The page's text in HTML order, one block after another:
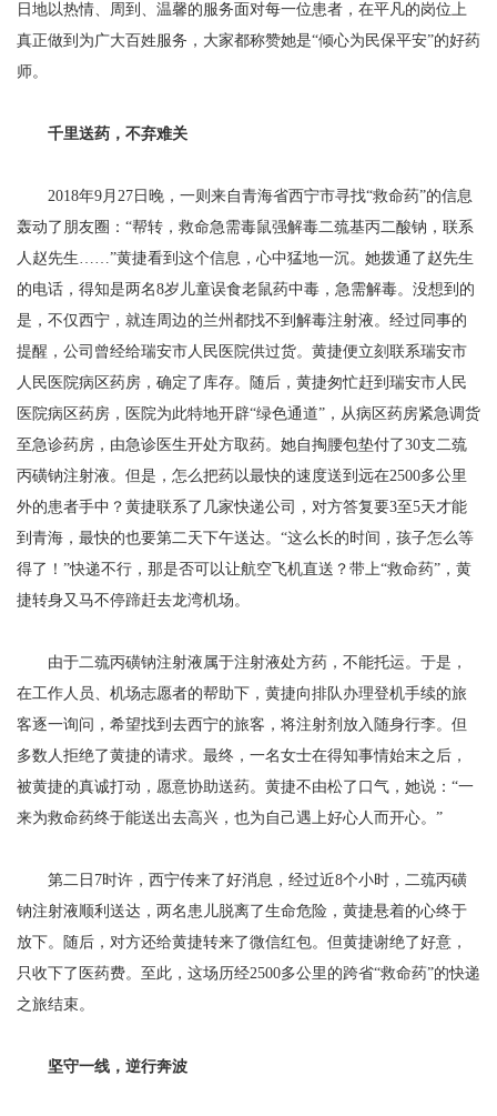
日地以热情、周到、温馨的服务面对每一位患者，在平凡的岗位上
真正做到为广大百姓服务，大家都称赞她是“倾心为民保平安”的好药
师。
千里送药，不弃难关
2018年9月27日晚，一则来自青海省西宁市寻找“救命药”的信息
轰动了朋友圈：“帮转，救命急需毒鼠强解毒二巯基丙二酸钠，联系
人赵先生……”黄捷看到这个信息，心中猛地一沉。她拨通了赵先生
的电话，得知是两名8岁儿童误食老鼠药中毒，急需解毒。没想到的
是，不仅西宁，就连周边的兰州都找不到解毒注射液。经过同事的
提醒，公司曾经给瑞安市人民医院供过货。黄捷便立刻联系瑞安市
人民医院病区药房，确定了库存。随后，黄捷匆忙赶到瑞安市人民
医院病区药房，医院为此特地开辟“绿色通道”，从病区药房紧急调货
至急诊药房，由急诊医生开处方取药。她自掏腰包垫付了30支二巯
丙磺钠注射液。但是，怎么把药以最快的速度送到远在2500多公里
外的患者手中？黄捷联系了几家快递公司，对方答复要3至5天才能
到青海，最快的也要第二天下午送达。“这么长的时间，孩子怎么等
得了！”快递不行，那是否可以让航空飞机直送？带上“救命药”，黄
捷转身又马不停蹄赶去龙湾机场。
由于二巯丙磺钠注射液属于注射液处方药，不能托运。于是，
在工作人员、机场志愿者的帮助下，黄捷向排队办理登机手续的旅
客逐一询问，希望找到去西宁的旅客，将注射剂放入随身行李。但
多数人拒绝了黄捷的请求。最终，一名女士在得知事情始末之后，
被黄捷的真诚打动，愿意协助送药。黄捷不由松了口气，她说：“一
来为救命药终于能送出去高兴，也为自己遇上好心人而开心。”
第二日7时许，西宁传来了好消息，经过近8个小时，二巯丙磺
钠注射液顺利送达，两名患儿脱离了生命危险，黄捷悬着的心终于
放下。随后，对方还给黄捷转来了微信红包。但黄捷谢绝了好意，
只收下了医药费。至此，这场历经2500多公里的跨省“救命药”的快递
之旅结束。
坚守一线，逆行奔波